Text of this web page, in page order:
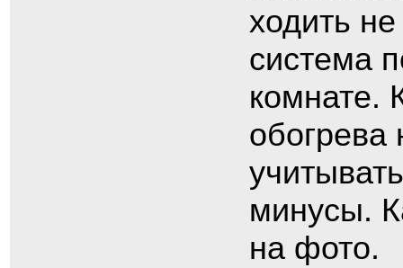
ходить
система
комнате.
обогрева
минусы.
на фото.